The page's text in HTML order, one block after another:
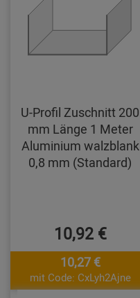
U-Profil Zuschnitt 200
mm Länge 1 Meter
Aluminium walzblank
0,8 mm (Standard)
10,92 €
10,27 €
mit Code: CxLyh2Ajne